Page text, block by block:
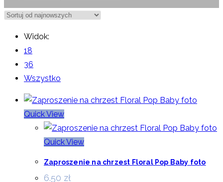
Widok:
18
36
Wszystko
Quick View
Quick View
Zaproszenie na chrzest Floral Pop Baby foto
6.50 zł